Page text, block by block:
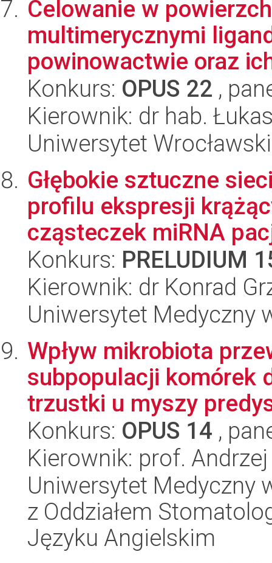
Celowanie w
multimerycznymi
powinowactwie oraz
Konkurs: OPUS 22 ,
Kierownik: dr hab.
Uniwersytet
Głębokie sztuczne
profilu ekspresji
cząsteczek miRNA
Konkurs: PRELUDIUM
Kierownik: dr Konrad
Uniwersytet Medyczny
Wpływ mikrobiota
subpopulacji komórek
trzustki u myszy
Konkurs: OPUS 14 ,
Kierownik: prof.
Uniwersytet Medyczny
z Oddziałem
Języku Angielskim